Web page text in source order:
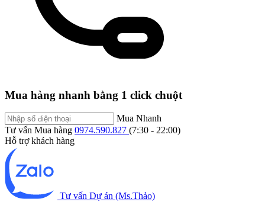
Mua hàng nhanh bằng 1 click chuột
Mua Nhanh
Tư vấn Mua hàng 0974.590.827 (7:30 - 22:00)
Hỗ trợ khách hàng
Tư vấn Dự án (Ms.Thảo)